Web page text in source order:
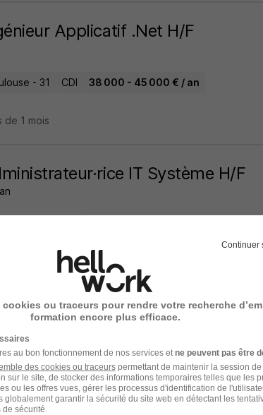
Applicatif .Net H/F
- 31 CDI 38 000 - 45 000 € / an
de 1 mois
IT Système H/F
Sysops Linux -
H/F
- 31 CDI 40 000 - 47 000 € / an
Continuer
ou traceurs pour rendre votre recherche
formation encore plus efficace.
au bon fonctionnement de nos services et ne peuvent pas être
des cookies ou traceurspermettant de maintenir la session
sur le site, de stocker des informations temporaires telles que les
ou les offres vues, gérer les processus d'identification de
globalement garantir la sécurité du site web en détectant les
sécurité.